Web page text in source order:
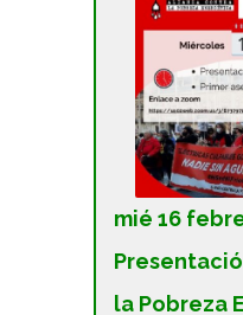
mié 16
la Pobreza